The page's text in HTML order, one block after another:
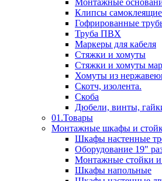
Монтажные
Клипсы
Гофрированные
Труба ПВХ
Маркеры для кабеля
Стяжки и хомуты
Стяжки и хомуты
Хомуты из
Скотч, изолента.
Скоба
Дюбели, винты,
01.Товары
Монтажные шкафы и
Шкафы настенные
Оборудование 19"
Монтажные стойки
Шкафы напольные